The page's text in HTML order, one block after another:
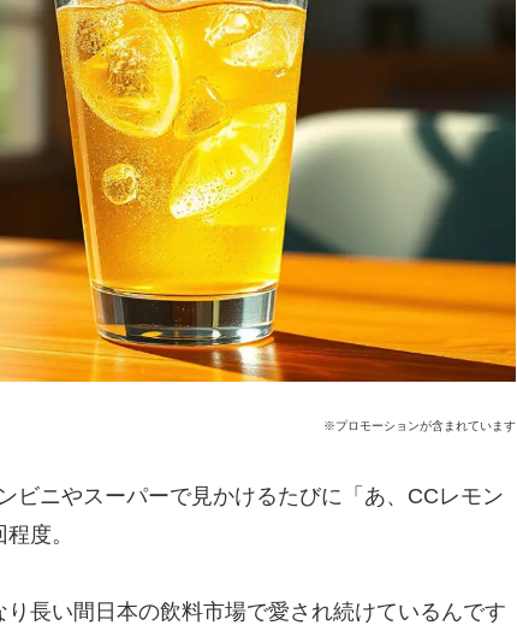
※プロモーションが含まれています
ビニやスーパーで見かけるたびに「あ、CCレモン
度。
長い間日本の飲料市場で愛され続けているんです